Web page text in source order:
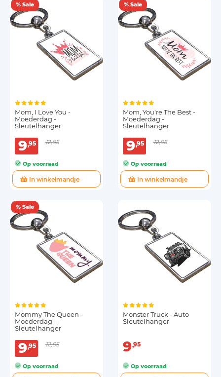
% Sale
Mom, I Love You -
Moederdag -
Sleutelhanger
9 95 12,95
Op voorraad
In winkelmandje
% Sale
Mom, You're The Best -
Moederdag -
Sleutelhanger
9 95 12,95
Op voorraad
In winkelmandje
% Sale
Mommy The Queen -
Moederdag -
Sleutelhanger
9 95 12,95
Op voorraad
Monster Truck - Auto
Sleutelhanger
9 95
Op voorraad